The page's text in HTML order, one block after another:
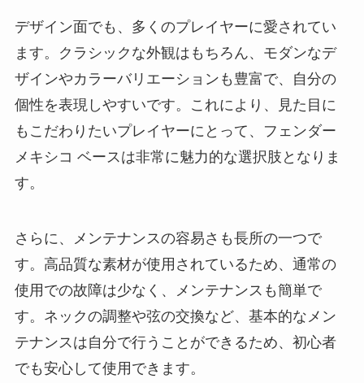
デザイン面でも、多くのプレイヤーに愛されてい
ます。クラシックな外観はもちろん、モダンなデ
ザインやカラーバリエーションも豊富で、自分の
個性を表現しやすいです。これにより、見た目に
もこだわりたいプレイヤーにとって、フェンダー
メキシコ ベースは非常に魅力的な選択肢となりま
す。
さらに、メンテナンスの容易さも長所の一つで
す。高品質な素材が使用されているため、通常の
使用での故障は少なく、メンテナンスも簡単で
す。ネックの調整や弦の交換など、基本的なメン
テナンスは自分で行うことができるため、初心者
でも安心して使用できます。